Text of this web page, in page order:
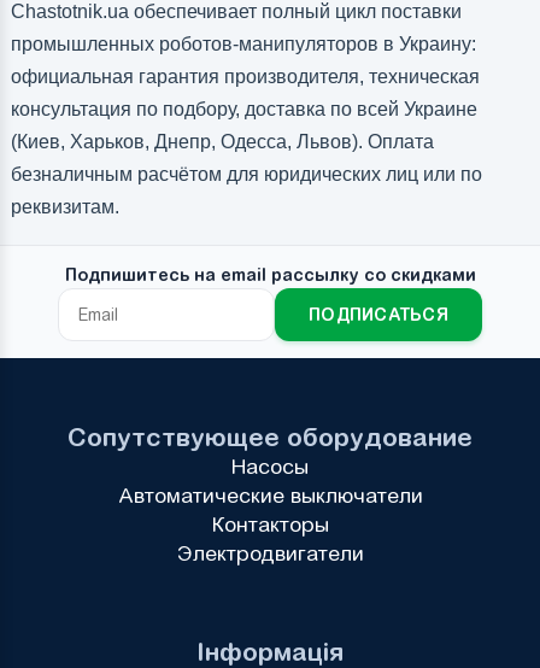
Chastotnik.ua обеспечивает полный цикл поставки
промышленных роботов-манипуляторов в Украину:
официальная гарантия производителя, техническая
консультация по подбору, доставка по всей Украине
(Киев, Харьков, Днепр, Одесса, Львов). Оплата
безналичным расчётом для юридических лиц или по
реквизитам.
Подпишитесь на email рассылку со скидками
ПОДПИСАТЬСЯ
Інформація
Сопутствующее оборудование
Насосы
Автоматические выключатели
Контакторы
Электродвигатели